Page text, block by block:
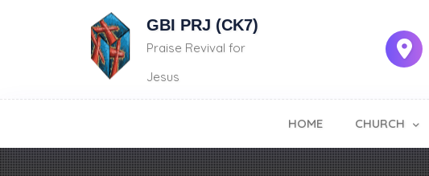
GBI PRJ (CK7)
Praise Revival for
Jesus
HOME CHURCH